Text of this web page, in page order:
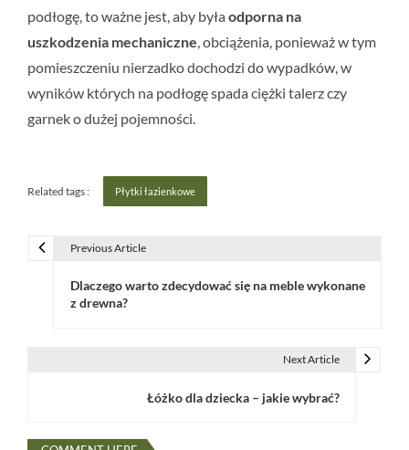
podłogę, to ważne jest, aby byłaodporna na
uszkodzenia mechaniczne , obciążenia, ponieważ w tym
pomieszczeniu nierzadko dochodzi do wypadków, w
wyników których na podłogę spada ciężki talerz czy
garnek o dużej pojemności.
Related tags : Płytki łazienkowe
Previous Article
Dlaczego warto zdecydować się na meble wykonane
z drewna?
Next Article
Łóżko dla dziecka – jakie wybrać?